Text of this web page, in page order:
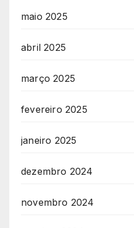
maio 2025
abril 2025
março 2025
fevereiro 2025
janeiro 2025
dezembro 2024
novembro 2024